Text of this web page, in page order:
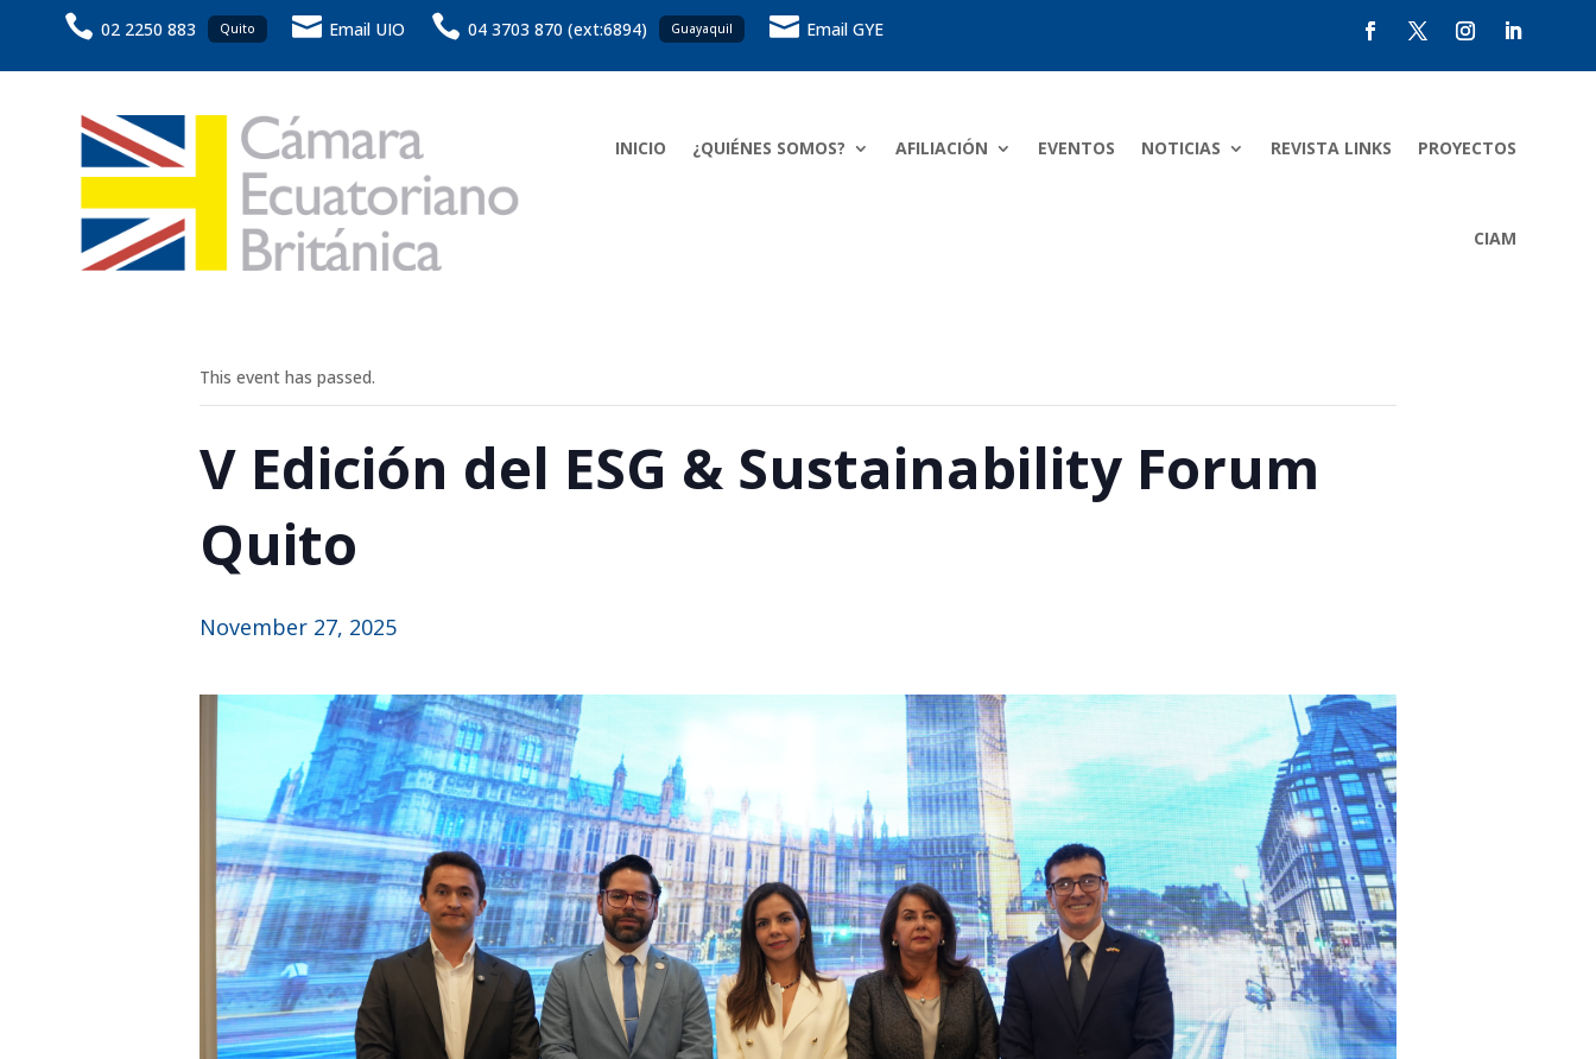
 02 2250 883 Quito  Email UIO  04 3703 870 (ext:6894) Guayaquil  Email GYE
INICIO ¿QUIÉNES SOMOS? AFILIACIÓN EVENTOS NOTICIAS REVISTA LINKS PROYECTOS
CIAM
This event has passed.
V Edición del ESG & Sustainability Forum
Quito
November 27, 2025